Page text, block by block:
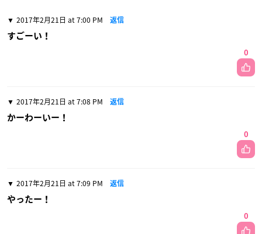
2017年2月21日 at 7:00 PM 返信
すごーい！
0
2017年2月21日 at 7:08 PM 返信
かーわーいー！
0
2017年2月21日 at 7:09 PM 返信
やったー！
0